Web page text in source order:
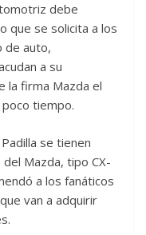
debe
que se solicita a los
de auto,
a su
la firma Mazda el
tiempo.
se tienen
Mazda, tipo CX-
a los fanáticos
van a adquirir